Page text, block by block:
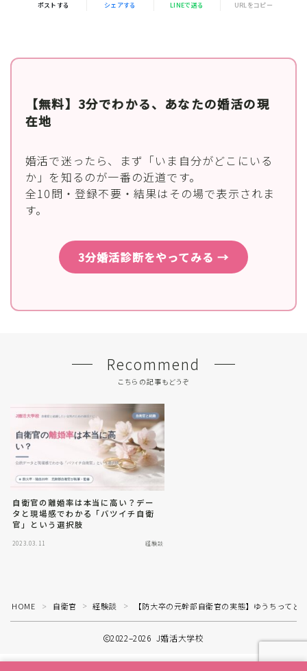
ポストする シェアする LINEで送る URLをコピー
【無料】3分でわかる、あなたの婚活の現
在地
婚活で迷ったら、まず「いま自分がどこにいる
か」を知るのが一番の近道です。
全10問・登録不要・結果はその場で表示されま
す。
3分婚活診断をやってみる →
Recommend
こちらの記事もどうぞ
自衛官の離婚率は本当に高い？デー
タと現場感でわかる「バツイチ自衛
官」という選択肢
2023.03.11 経験談
HOME ＞ 自衛官 ＞ 経験談 ＞ 【防大卒の元幹部自衛官の実態】ゆうちってど
2022–2026 J婚活大学校